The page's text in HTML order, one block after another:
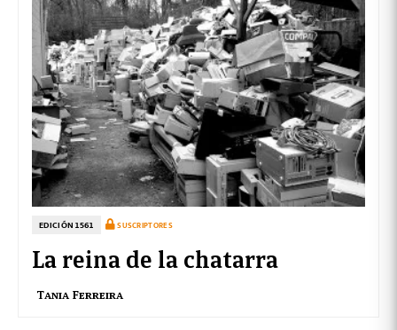
EDICIÓN 1561 SUSCRIPTORES
La reina de la chatarra
Tania Ferreira